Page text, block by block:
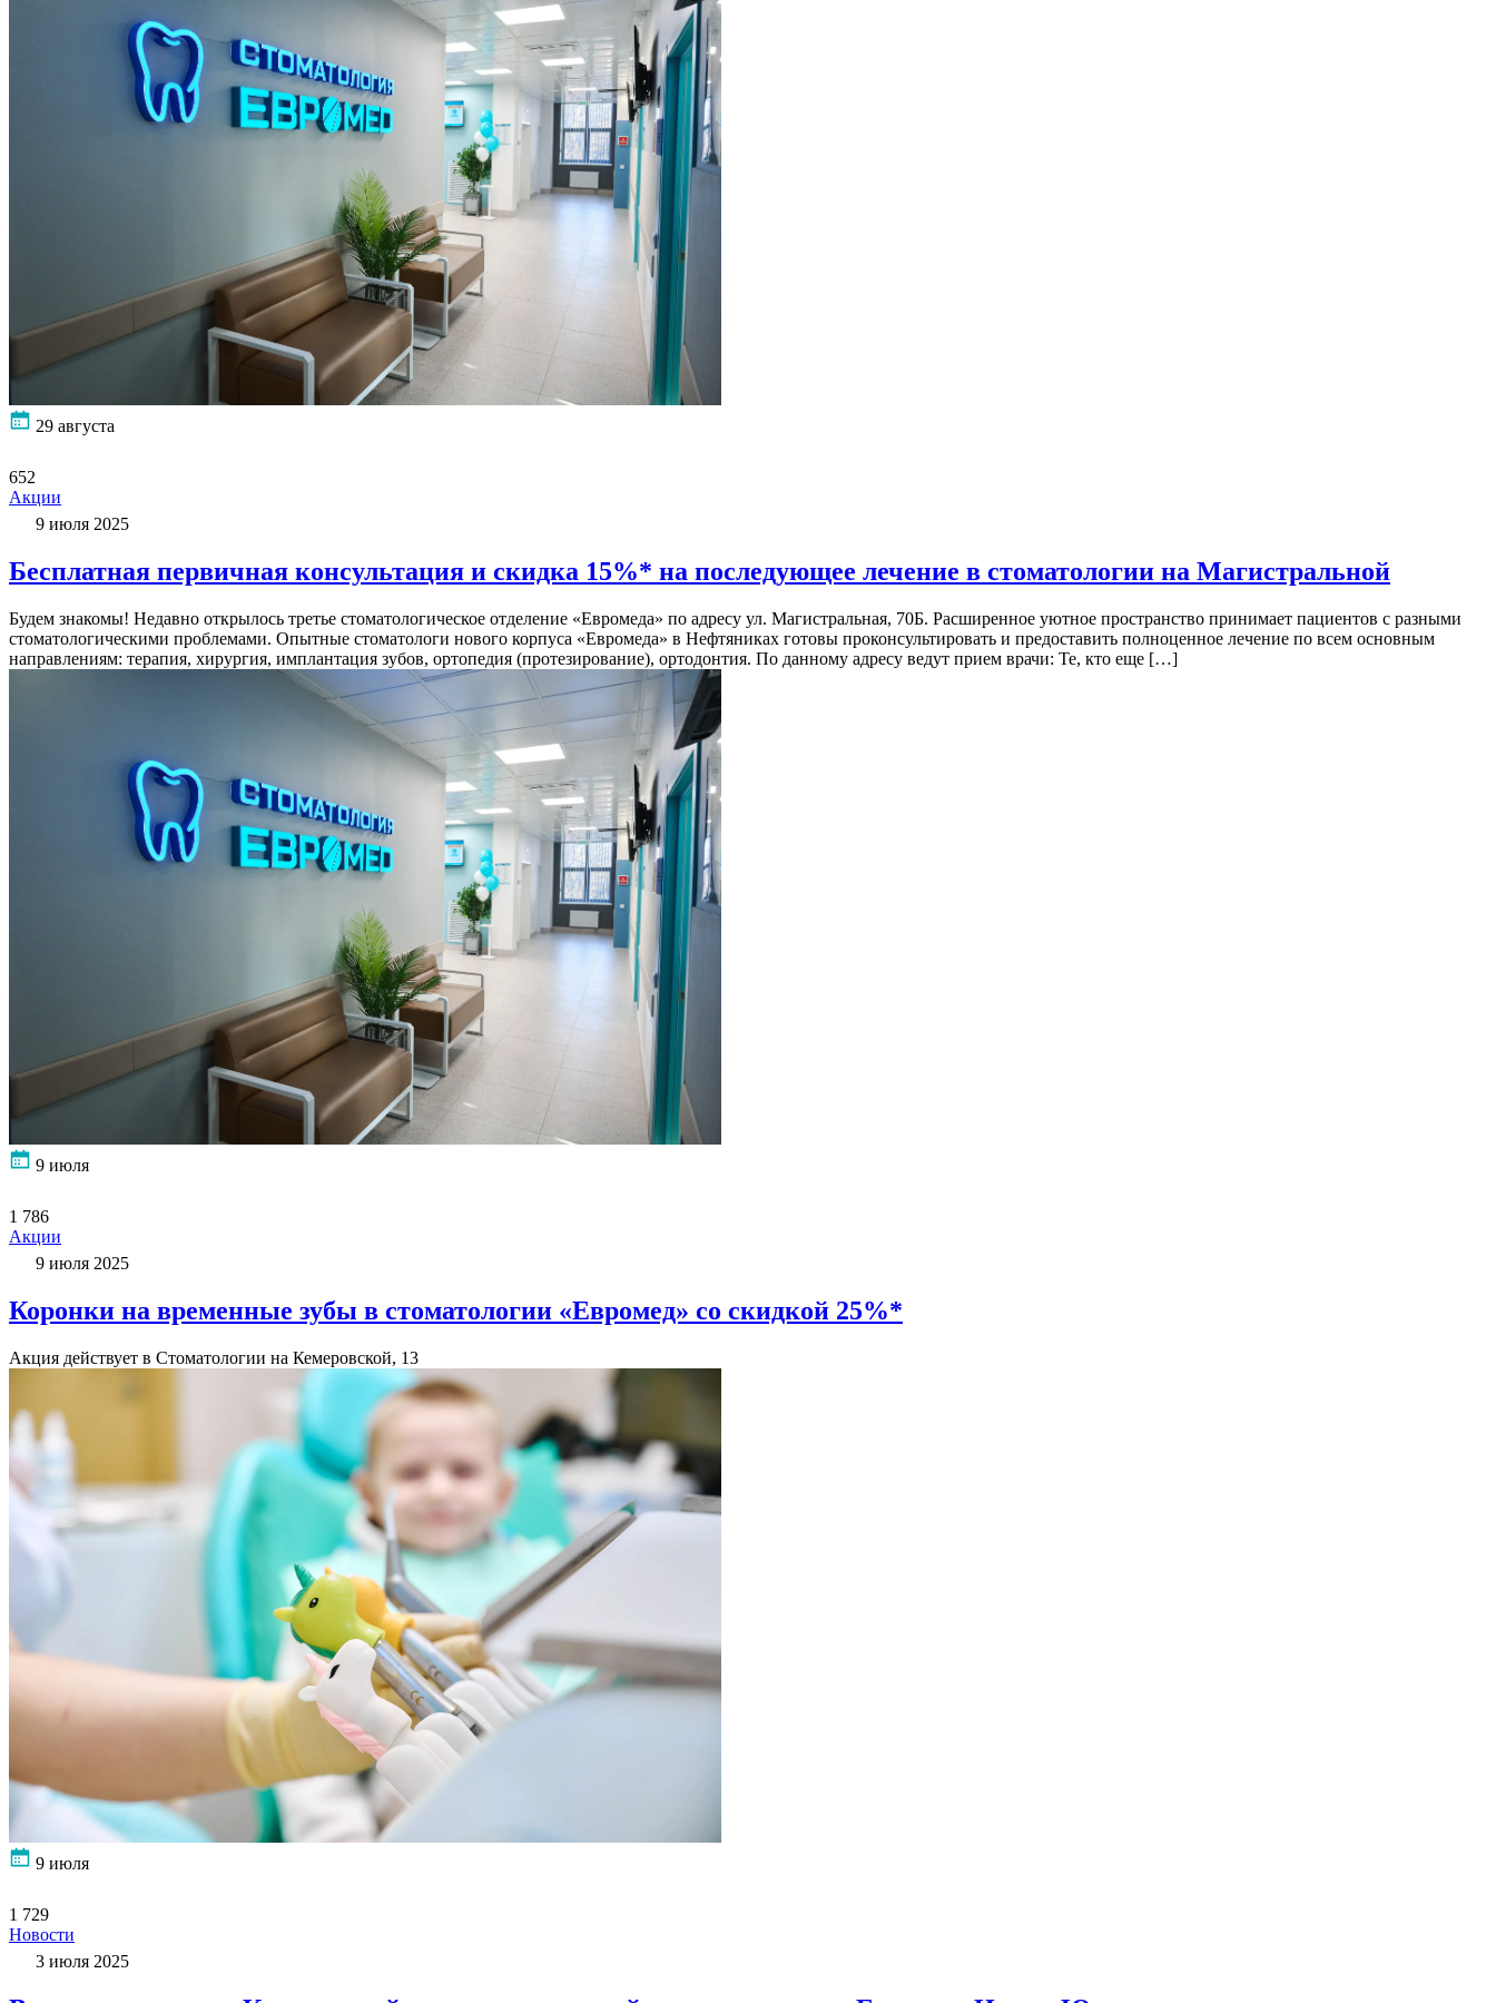
29 августа
652
Акции
9 июля 2025
Бесплатная первичная консультация и скидка 15%* на последующее лечение в стоматологии на Магистральной
Будем знакомы! Недавно открылось третье стоматологическое отделение «Евромеда» по адресу ул. Магистральная, 70Б. Расширенное уютное пространство принимает пациентов с разными
стоматологическими проблемами. Опытные стоматологи нового корпуса «Евромеда» в Нефтяниках готовы проконсультировать и предоставить полноценное лечение по всем основным
направлениям: терапия, хирургия, имплантация зубов, ортопедия (протезирование), ортодонтия. По данному адресу ведут прием врачи: Те, кто еще […]
9 июля
1 786
Акции
9 июля 2025
Коронки на временные зубы в стоматологии «Евромед» со скидкой 25%*
Акция действует в Стоматологии на Кемеровской, 13
9 июля
1 729
Новости
3 июля 2025